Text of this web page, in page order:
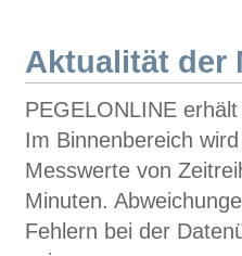
Aktualität der
PEGELONLINE
Im Binnenbereich
Messwerte von
Minuten.
Fehlern bei der